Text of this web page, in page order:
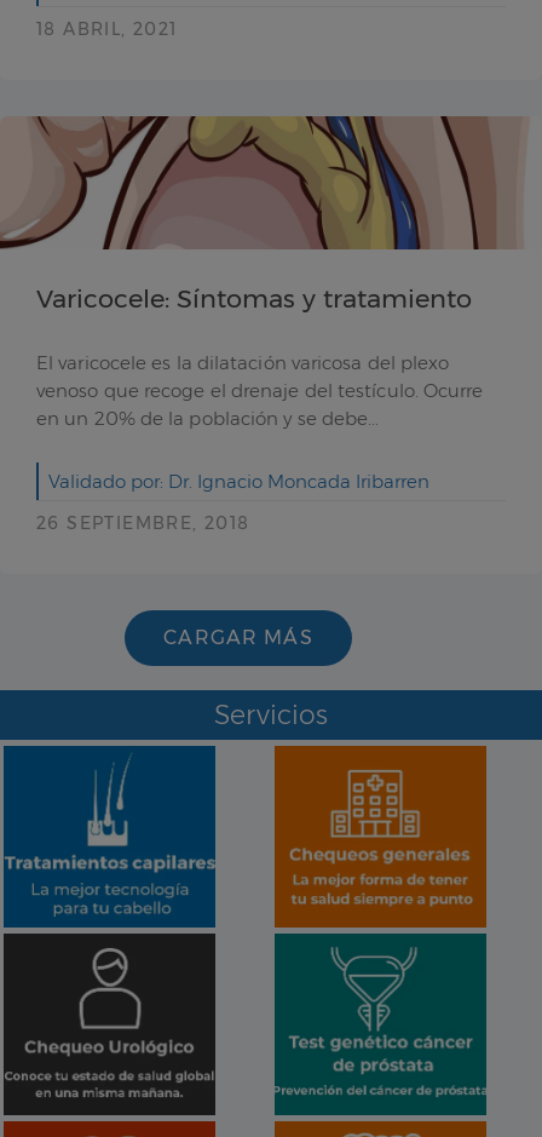
18 ABRIL, 2021
Varicocele: Síntomas y tratamiento
El varicocele es la dilatación varicosa del plexo
venoso que recoge el drenaje del testículo. Ocurre
en un 20% de la población y se debe...
Validado por: Dr. Ignacio Moncada Iribarren
26 SEPTIEMBRE, 2018
CARGAR MÁS
Servicios